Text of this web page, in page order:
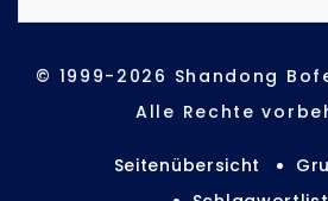
© 1999-2026 Shandong
Alle Rechte
Seitenübersicht